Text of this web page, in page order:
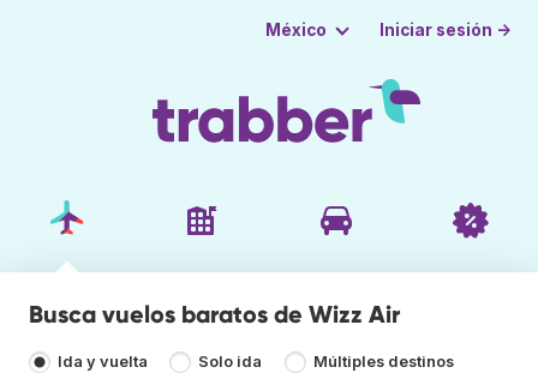
México Iniciar sesión →
Busca vuelos baratos de Wizz Air
Ida y vuelta Solo ida Múltiples destinos